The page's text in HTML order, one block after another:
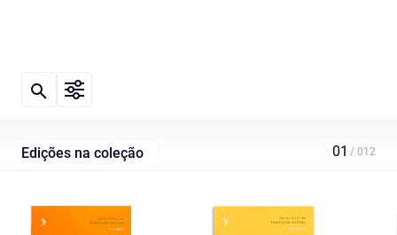
Edições na coleção